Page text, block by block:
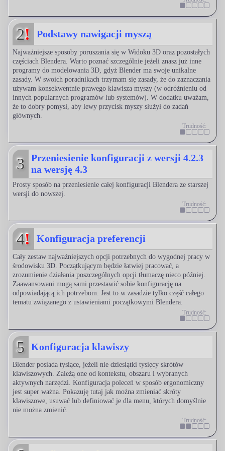
2!
Trudność:
Podstawy nawigacji myszą
Najważniejsze sposoby poruszania się w Widoku 3D oraz pozostałych
częściach Blendera. Warto poznać szczególnie jeżeli znasz już inne
programy do modelowania 3D, gdyż Blender ma swoje unikalne
zasady. W swoich poradnikach trzymam się zasady, że do zaznaczania
używam konsekwentnie prawego klawisza myszy (w odróżnieniu od
innych popularnych programów lub systemów). W dodatku uważam,
że to dobry pomysł, aby lewy przycisk myszy służył do zadań
głównych.
3
Trudność:
Przeniesienie konfiguracji z wersji 4.2.3
na wersję 4.3
Prosty sposób na przeniesienie całej konfiguracji Blendera ze starszej
wersji do nowszej.
4!
Trudność:
Konfiguracja preferencji
Cały zestaw najważniejszych opcji potrzebnych do wygodnej pracy w
środowisku 3D. Początkującym będzie łatwiej pracować, a
zrozumienie działania poszczególnych opcji tłumaczę nieco później.
Zaawansowani mogą sami przestawić sobie konfigurację na
odpowiadającą ich potrzebom. Jest to w zasadzie tylko część całego
tematu związanego z ustawieniami początkowymi Blendera.
5
Trudność:
Konfiguracja klawiszy
Blender posiada tysiące, jeżeli nie dziesiątki tysięcy skrótów
klawiszowych. Zależą one od kontekstu, obszaru i wybranych
aktywnych narzędzi. Konfiguracja poleceń w sposób ergonomiczny
jest super ważna. Pokazuję tutaj jak można zmieniać skróty
klawiszowe, usuwać lub definiować je dla menu, których domyślnie
nie można zmienić.